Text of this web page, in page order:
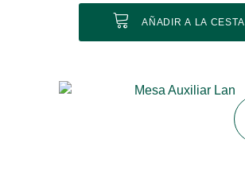
AÑADIR A LA CESTA